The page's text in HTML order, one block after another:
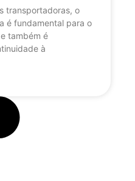
transportadoras, o
é fundamental para o
também é
à